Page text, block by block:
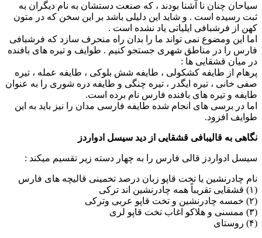
سیاحان چنان نا آشنا بودند ، که صنعت دستشان به نام دیگران به
ثبت رسیده است . و شاید این دلیلی باشد بر این سخن که در متون
کهن از فرشبافی ایلیاتی یاد نشده است .
اما این ومضوع نمی تواند ما را بدان راه منحرف سازد که فرشبافی
فارس را در مناطق شهری جستجو کنیم . طوایف و تیره های بافنده
در میان قشقایی ها :
پرهام از طایفه کشکولی ، طایفه شش بلوکی ، طایفه عمله ، تیره
صفی خانی ، تیره ایگدر ، تیره چنگی و طایفه دره شوری را به عنوان
طایفه و تیره های بافنده فارس نام برده است.
اما در برسی های انجام شده طایفه فارسی مدان را نیز باید به این
طوایف افزود.
نگاهی به قالیبافی قشقایی از دید سیسل ادواردز
سیسل ادواردز قالی فارس را به چهار دسته زیر تقسیم میکند :
نام چادرنشین یا تخت قاپو زبان درصد تخمینی قالیچه های فارس
(۱) قشقایی تقریباً همه چادرنشین اند ترکی
(۲) خمسه چادرنشین و تخت قاپو عربی وترکی
(۳) ممسنی و هلاکو اغاب تخت قاپو لری
(۴) روستای